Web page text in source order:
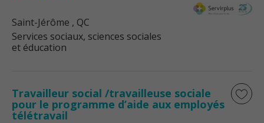
Saint-Jérôme , QC
Services sociaux, sciences sociales
et éducation
Travailleur social /travailleuse sociale
pour le programme d’aide aux employés
télétravail